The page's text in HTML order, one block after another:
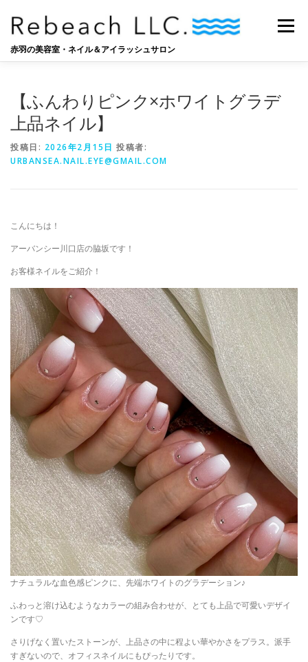
ツ
赤羽の美容室・ネイル＆アイラッシュサロン
メニュー
【ふんわりピンク×ホワイトグラデ
上品ネイル】
投稿日: 2026年2月15日 投稿者:
URBANSEA.NAIL.EYE@GMAIL.COM
こんにちは！
アーバンシー川口店の脇坂です！
お客様ネイルをご紹介！
ナチュラルな血色感ピンクに、先端ホワイトのグラデーション♪
ふわっと溶け込むようなカラーの組み合わせが、とても上品で可愛いデザイ
ンです♡
さりげなく置いたストーンが、上品さの中に程よい華やかさをプラス。派手
すぎないので、オフィスネイルにもぴったりです。